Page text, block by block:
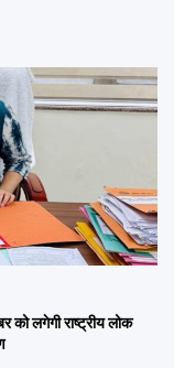
लगेगी राष्ट्रीय लोक